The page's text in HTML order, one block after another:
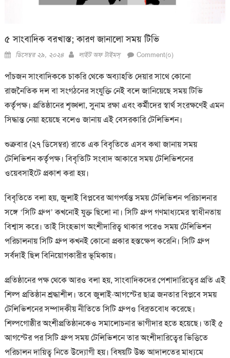
৫ সাংবাদিক বরখাস্ত; কারণ জানালো সময় টিভি
Posted
ডিসেম্বর ২৯, ২০২৪ Author
লাইট অফ টাইমস্ Comment(০)
পাঁচজন সাংবাদিককে চাকরি থেকে অব্যাহতি দেয়ার সাথে কোনো
রাজনৈতিক দল বা সংগঠনের সংযুক্তি নেই বলে জানিয়েছে সময় টিভি
কর্তৃপক্ষ। প্রতিষ্ঠানের শৃঙ্খলা, সুনাম রক্ষা এবং কর্মীদের স্বার্থ সংরক্ষণেই এমন
সিদ্ধান্ত নেয়া হয়েছে বলেও জানায় এই বেসরকারি টেলিভিশন।
শুক্রবার (২৭ ডিসেম্বর) রাতে এক বিবৃতিতে এসব কথা জানায় সময়
টেলিভিশন কর্তৃপক্ষ। বিবৃতিটি সংবাদ আকারে সময় টেলিভিশনের
ওয়েবসাইটে প্রকাশ করা হয়।
বিবৃতিতে বলা হয়, জুলাই বিপ্লবের আগপর্যন্ত সময় টেলিভিশন পরিচালনার
সঙ্গে ‌‘সিটি গ্রুপ’ কখনোই যুক্ত ছিলো না। ‌সিটি গ্রুপ গণমাধ্যমের স্বাধীনতায়
বিশ্বাস করে। তাই সিংহভাগ অংশীদারিত্ব থাকার পরেও সময় টেলিভিশন
পরিচালনায় সিটি গ্রুপ কখনই কোনো প্রকার হস্তক্ষেপ করেনি। সিটি গ্রুপ
সর্বদাই ছিল বিনিয়োগকারীর ভূমিকায়।
প্রতিষ্ঠানের পক্ষ থেকে আরও বলা হয়, সাংবাদিকদের পেশাদারিত্বের প্রতি এই
শিল্প প্রতিষ্ঠান শ্রদ্ধাশীল। তবে জুলাই-আগস্টের ছাত্র জনতার বিপ্লবে সময়
টেলিভিশনের সম্পাদকীয় নীতিতে সিটি গ্রুপও বিব্রতবোধ করেছে।
শিল্পগোষ্ঠীর অংশীপ্রতিষ্ঠানকেও সমালোচনার ভাগীদার হতে হয়েছে। তাই ৫
আগস্টের পর সিটি গ্রুপ সময় টেলিভিশনে তার অংশীদারিত্বের ভিত্তিতে
পরিচালন দায়িত্ব নিতে উদ্যোগী হয়। বিষয়টি উচ্চ আদালতের মাধ্যমে